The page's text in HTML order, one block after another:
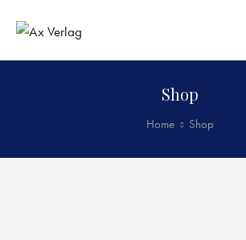
Shop
Home Shop